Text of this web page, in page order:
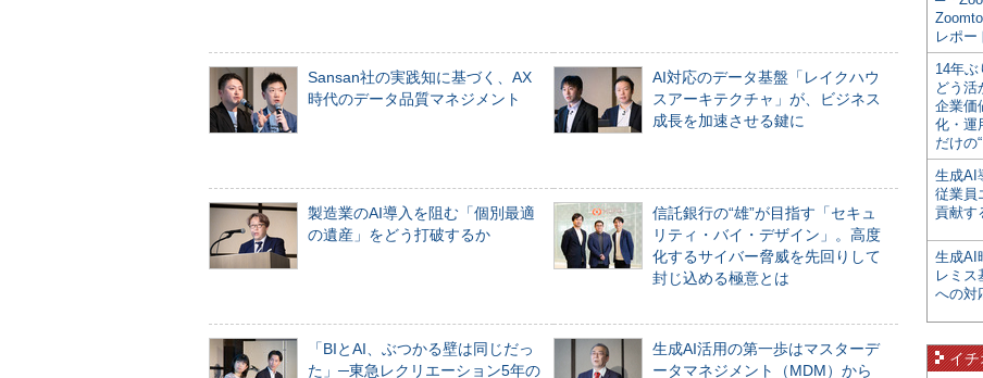
Sansan社の実践知に基づく、AX
時代のデータ品質マネジメント
AI対応のデータ基盤「レイクハウ
スアーキテクチャ」が、ビジネス
成長を加速させる鍵に
製造業のAI導入を阻む「個別最適
の遺産」をどう打破するか
信託銀行の“雄”が目指す「セキュ
リティ・バイ・デザイン」。高度
化するサイバー脅威を先回りして
封じ込める極意とは
「BIとAI、ぶつかる壁は同じだっ
た」─東急レクリエーション5年の
生成AI活用の第一歩はマスターデ
ータマネジメント（MDM）から
レポー
14年ぶ
どう活
企業価
化・運
だけの
生成AI
従業員
貢献す
生成AI
レミス
への対
イチ